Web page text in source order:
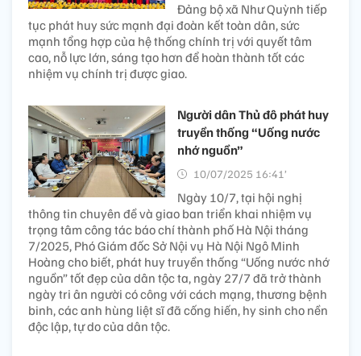
Đảng bộ xã Như Quỳnh tiếp
tục phát huy sức mạnh đại đoàn kết toàn dân, sức
mạnh tổng hợp của hệ thống chính trị với quyết tâm
cao, nỗ lực lớn, sáng tạo hơn để hoàn thành tốt các
nhiệm vụ chính trị được giao.
Người dân Thủ đô phát huy
truyền thống “Uống nước
nhớ nguồn”
10/07/2025 16:41’
Ngày 10/7, tại hội nghị
thông tin chuyên đề và giao ban triển khai nhiệm vụ
trọng tâm công tác báo chí thành phố Hà Nội tháng
7/2025, Phó Giám đốc Sở Nội vụ Hà Nội Ngô Minh
Hoàng cho biết, phát huy truyền thống “Uống nước nhớ
nguồn” tốt đẹp của dân tộc ta, ngày 27/7 đã trở thành
ngày tri ân người có công với cách mạng, thương bệnh
binh, các anh hùng liệt sĩ đã cống hiến, hy sinh cho nền
độc lập, tự do của dân tộc.